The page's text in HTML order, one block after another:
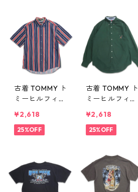
50529
記：L gd406
092n w50529
古着 TOMMY ト
ミーヒルフィガ
ストライプ マ
ルチカラー 表
¥2,618
25%OFF
古着 TOMMY ト
ミーヒルフィガ
ンシャツ 長袖
シャツ ワンポ
406089n w50
529
¥2,618
25%OFF